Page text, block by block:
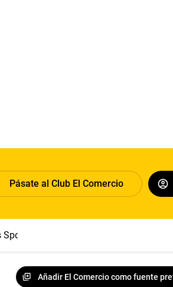
Pásate al Club El Comercio
Boys
Añadir El Comercio como fuente